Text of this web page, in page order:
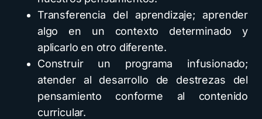
Transferencia del aprendizaje; aprender
algo en un contexto determinado y
aplicarlo en otro diferente.
Construir un programa infusionado;
atender al desarrollo de destrezas del
pensamiento conforme al contenido
curricular.